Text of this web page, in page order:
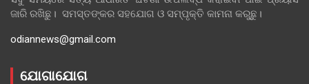
ଜାରି ରଖିଛୁ। ସମସ୍ତଙ୍କର ସହଯୋଗ ଓ ସମ୍ପୃକ୍ତି କାମନା କରୁଛୁ।
odiannews@gmail.com
ଯୋଗାଯୋଗ